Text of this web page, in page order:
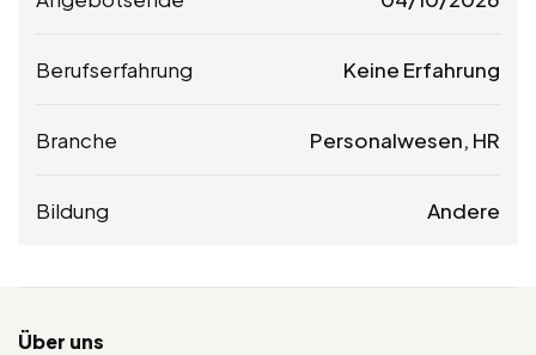
Berufserfahrung Keine Erfahrung
Branche Personalwesen, HR
Bildung Andere
Über uns